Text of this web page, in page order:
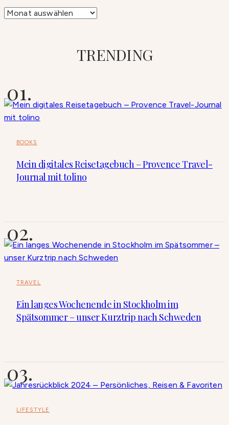
Archiv
TRENDING
BOOKS
Mein digitales Reisetagebuch – Provence Travel-
Journal mit tolino
TRAVEL
Ein langes Wochenende in Stockholm im
Spätsommer – unser Kurztrip nach Schweden
LIFESTYLE